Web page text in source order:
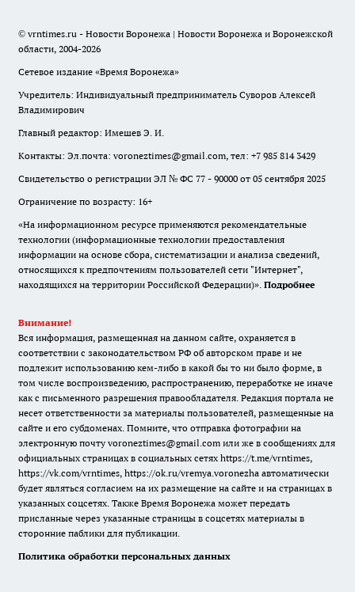
© vrntimes.ru - Новости Воронежа | Новости Воронежа и Воронежской
области, 2004-2026
Сетевое издание «Время Воронежа»
Учредитель: Индивидуальный предприниматель Суворов Алексей
Владимирович
Главный редактор: Имешев Э. И.
Контакты: Эл.почта: voroneztimes@gmail.com, тел: +7 985 814 3429
Свидетельство о регистрации ЭЛ № ФС 77 - 90000 от 05 сентября 2025
Ограничение по возрасту: 16+
«На информационном ресурсе применяются рекомендательные
технологии (информационные технологии предоставления
информации на основе сбора, систематизации и анализа сведений,
относящихся к предпочтениям пользователей сети "Интернет",
находящихся на территории Российской Федерации)». Подробнее
Внимание!
Вся информация, размещенная на данном сайте, охраняется в
соответствии с законодательством РФ об авторском праве и не
подлежит использованию кем-либо в какой бы то ни было форме, в
том числе воспроизведению, распространению, переработке не иначе
как с письменного разрешения правообладателя. Редакция портала не
несет ответственности за материалы пользователей, размещенные на
сайте и его субдоменах. Помните, что отправка фотографии на
электронную почту voroneztimes@gmail.com или же в сообщениях для
официальных страницах в социальных сетях https://t.me/vrntimes,
https://vk.com/vrntimes, https://ok.ru/vremya.voronezha автоматически
будет являться согласием на их размещение на сайте и на страницах в
указанных соцсетях. Также Время Воронежа может передать
присланные через указанные страницы в соцсетях материалы в
сторонние паблики для публикации.
Политика обработки персональных данных